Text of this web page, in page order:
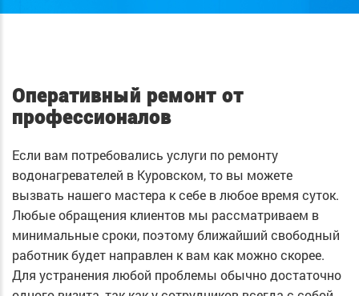
Оперативный ремонт от
профессионалов
Если вам потребовались услуги по ремонту
водонагревателей в Куровском, то вы можете
вызвать нашего мастера к себе в любое время суток.
Любые обращения клиентов мы рассматриваем в
минимальные сроки, поэтому ближайший свободный
работник будет направлен к вам как можно скорее.
Для устранения любой проблемы обычно достаточно